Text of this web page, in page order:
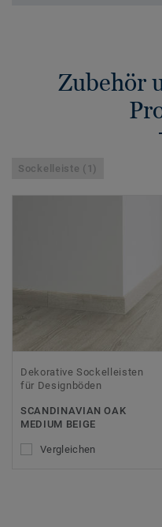
Zubehör
Sockelleiste (1)
Dekorative Sockelleisten
für Designböden
SCANDINAVIAN OAK
MEDIUM BEIGE
Vergleichen